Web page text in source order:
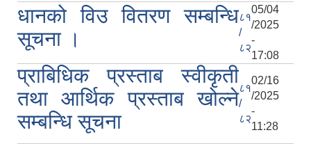
धानको विउ वितरण सम्बन्धि
सूचना ।
८१
/
८२
05/04
/2025
-
17:08
प्राबिधिक प्रस्ताब स्वीकृती
तथा आर्थिक प्रस्ताब खोल्ने
सम्बन्धि सूचना
८१
/
८२
02/16
/2025
-
11:28